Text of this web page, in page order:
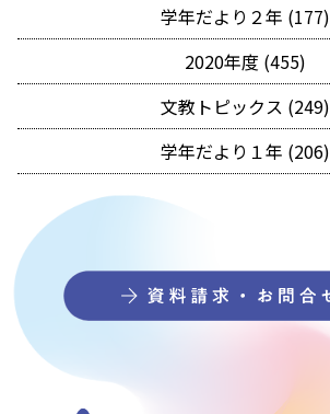
学年だより２年 (177)
2020年度 (455)
文教トピックス (249)
学年だより１年 (206)